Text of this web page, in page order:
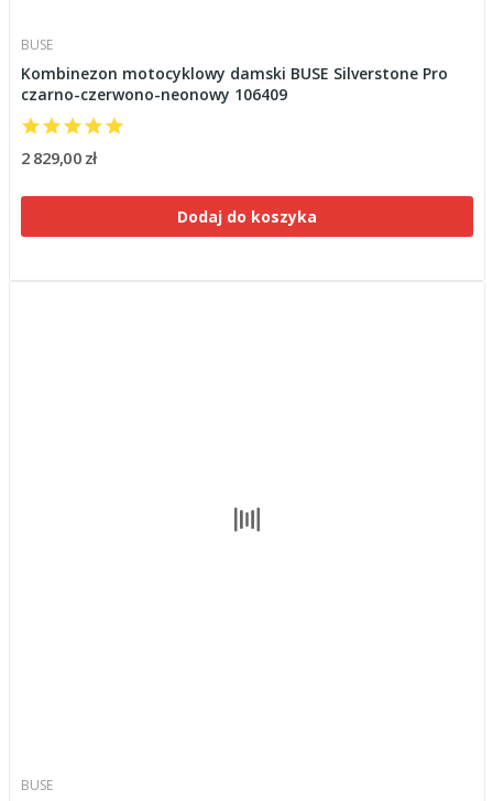
BUSE
Kombinezon motocyklowy damski BUSE Silverstone Pro
czarno-czerwono-neonowy 106409
2 829,00 zł
Dodaj do koszyka
BUSE